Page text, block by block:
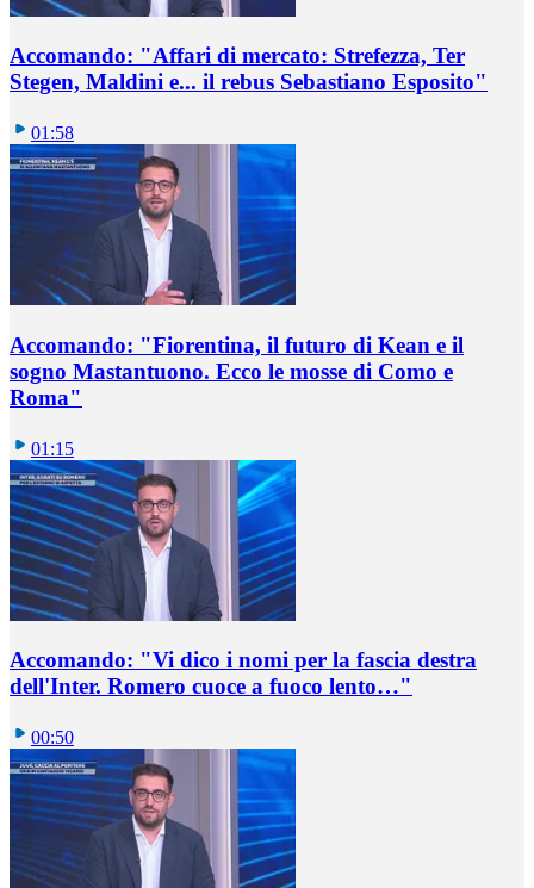
Accomando: "Affari di mercato: Strefezza, Ter
Stegen, Maldini e... il rebus Sebastiano Esposito"
01:58
Accomando: "Fiorentina, il futuro di Kean e il
sogno Mastantuono. Ecco le mosse di Como e
Roma"
01:15
Accomando: "Vi dico i nomi per la fascia destra
dell'Inter. Romero cuoce a fuoco lento…"
00:50